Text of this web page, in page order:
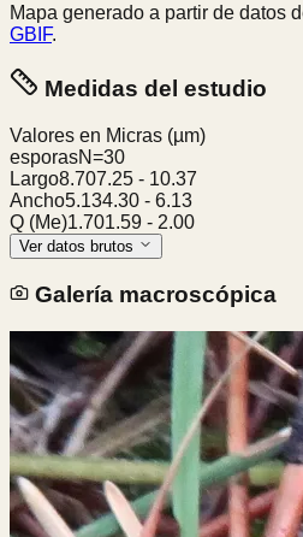
Mapa generado a partir de datos
GBIF.
Medidas del estudio
Valores en Micras (µm)
esporasN=30
Largo8.707.25 - 10.37
Ancho5.134.30 - 6.13
Q (Me)1.701.59 - 2.00
Ver datos brutos
Galería macroscópica